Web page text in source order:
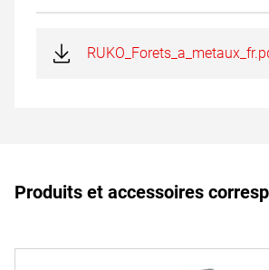
Produits et accessoires